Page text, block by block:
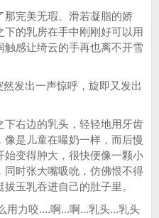
完美无瑕、滑若凝脂的娇
的乳房在手中刚刚好可以用
感让绮云的手再也离不开雪
发出一声惊呼，旋即又发出
右边的乳头，轻轻地用牙齿
是儿童在嘬奶一样，而后慢
变得肿大，很快便像一颗小
时张大嘴吸吮，仿佛恨不得
玉乳吞进自己的肚子里。
力咬....啊...啊...乳头...乳头